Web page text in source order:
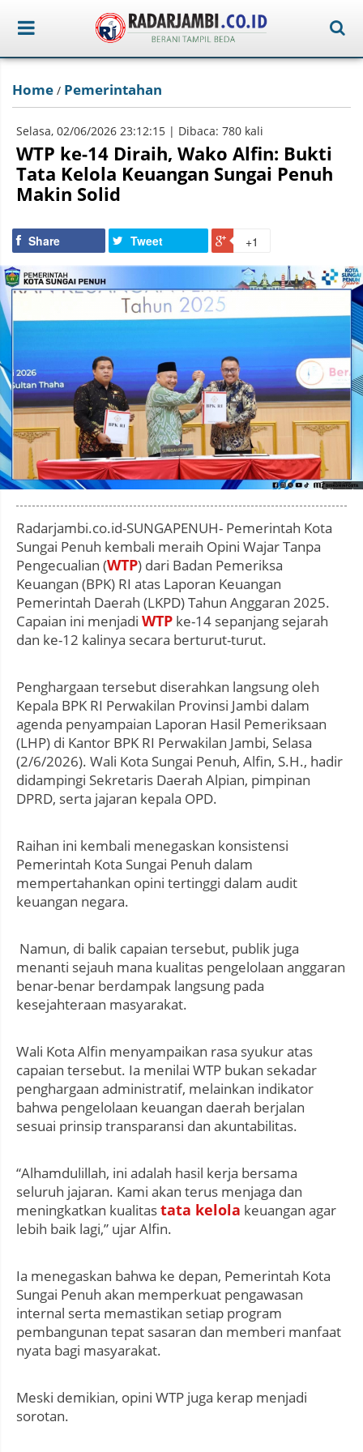
Home / Pemerintahan
Selasa, 02/06/2026 23:12:15 | Dibaca: 780 kali
WTP ke-14 Diraih, Wako Alfin: Bukti
Tata Kelola Keuangan Sungai Penuh
Makin Solid
Share Tweet +1
Photo by
Radarjambi.co.id-SUNGAPENUH- Pemerintah Kota
Sungai Penuh kembali meraih Opini Wajar Tanpa
Pengecualian (WTP) dari Badan Pemeriksa
Keuangan (BPK) RI atas Laporan Keuangan
Pemerintah Daerah (LKPD) Tahun Anggaran 2025.
Capaian ini menjadi WTP ke-14 sepanjang sejarah
dan ke-12 kalinya secara berturut-turut.
Penghargaan tersebut diserahkan langsung oleh
Kepala BPK RI Perwakilan Provinsi Jambi dalam
agenda penyampaian Laporan Hasil Pemeriksaan
(LHP) di Kantor BPK RI Perwakilan Jambi, Selasa
(2/6/2026). Wali Kota Sungai Penuh, Alfin, S.H., hadir
didampingi Sekretaris Daerah Alpian, pimpinan
DPRD, serta jajaran kepala OPD.
Raihan ini kembali menegaskan konsistensi
Pemerintah Kota Sungai Penuh dalam
mempertahankan opini tertinggi dalam audit
keuangan negara.
Namun, di balik capaian tersebut, publik juga
menanti sejauh mana kualitas pengelolaan anggaran
benar-benar berdampak langsung pada
kesejahteraan masyarakat.
Wali Kota Alfin menyampaikan rasa syukur atas
capaian tersebut. Ia menilai WTP bukan sekadar
penghargaan administratif, melainkan indikator
bahwa pengelolaan keuangan daerah berjalan
sesuai prinsip transparansi dan akuntabilitas.
“Alhamdulillah, ini adalah hasil kerja bersama
seluruh jajaran. Kami akan terus menjaga dan
meningkatkan kualitastata kelola keuangan agar
lebih baik lagi,” ujar Alfin.
Ia menegaskan bahwa ke depan, Pemerintah Kota
Sungai Penuh akan memperkuat pengawasan
internal serta memastikan setiap program
pembangunan tepat sasaran dan memberi manfaat
nyata bagi masyarakat.
Meski demikian, opini WTP juga kerap menjadi
sorotan.